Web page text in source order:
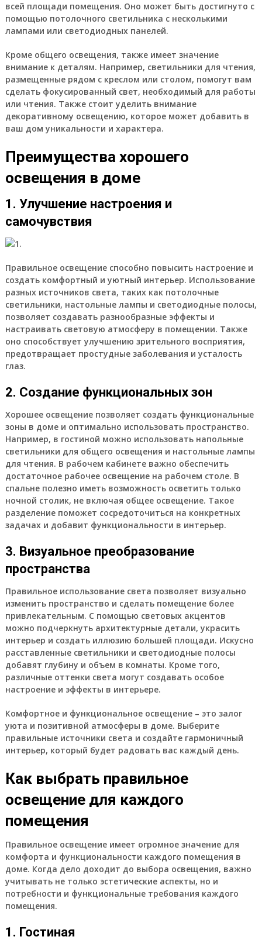
всей площади помещения. Оно может быть достигнуто с
помощью потолочного светильника с несколькими
лампами или светодиодных панелей.
Кроме общего освещения, также имеет значение
внимание к деталям. Например, светильники для чтения,
размещенные рядом с креслом или столом, помогут вам
сделать фокусированный свет, необходимый для работы
или чтения. Также стоит уделить внимание
декоративному освещению, которое может добавить в
ваш дом уникальности и характера.
Преимущества хорошего
освещения в доме
1. Улучшение настроения и
самочувствия
Правильное освещение способно повысить настроение и
создать комфортный и уютный интерьер. Использование
разных источников света, таких как потолочные
светильники, настольные лампы и светодиодные полосы,
позволяет создавать разнообразные эффекты и
настраивать световую атмосферу в помещении. Также
оно способствует улучшению зрительного восприятия,
предотвращает простудные заболевания и усталость
глаз.
2. Создание функциональных зон
Хорошее освещение позволяет создать функциональные
зоны в доме и оптимально использовать пространство.
Например, в гостиной можно использовать напольные
светильники для общего освещения и настольные лампы
для чтения. В рабочем кабинете важно обеспечить
достаточное рабочее освещение на рабочем столе. В
спальне полезно иметь возможность осветить только
ночной столик, не включая общее освещение. Такое
разделение поможет сосредоточиться на конкретных
задачах и добавит функциональности в интерьер.
3. Визуальное преобразование
пространства
Правильное использование света позволяет визуально
изменить пространство и сделать помещение более
привлекательным. С помощью световых акцентов
можно подчеркнуть архитектурные детали, украсить
интерьер и создать иллюзию большей площади. Искусно
расставленные светильники и светодиодные полосы
добавят глубину и объем в комнаты. Кроме того,
различные оттенки света могут создавать особое
настроение и эффекты в интерьере.
Комфортное и функциональное освещение – это залог
уюта и позитивной атмосферы в доме. Выберите
правильные источники света и создайте гармоничный
интерьер, который будет радовать вас каждый день.
Как выбрать правильное
освещение для каждого
помещения
Правильное освещение имеет огромное значение для
комфорта и функциональности каждого помещения в
доме. Когда дело доходит до выбора освещения, важно
учитывать не только эстетические аспекты, но и
потребности и функциональные требования каждого
помещения.
1. Гостиная